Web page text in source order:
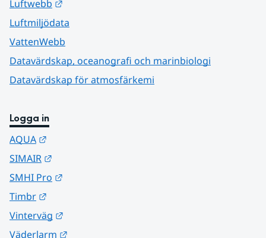
Luftwebb
Luftmiljödata
VattenWebb
Datavärdskap, oceanografi och marinbiologi
Datavärdskap för atmosfärkemi
Logga in
AQUA
SIMAIR
SMHI Pro
Timbr
Vinterväg
Väderlarm